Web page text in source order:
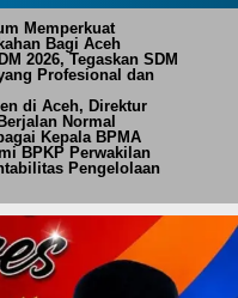
Memperkuat
Bagi Aceh
2026, Tegaskan SDM
Profesional dan
di Aceh, Direktur
Normal
Kepala BPMA
BPKP Perwakilan
Pengelolaan